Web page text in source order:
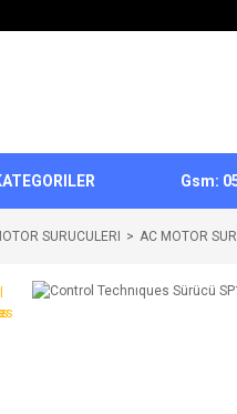
Gsm:
SURUCULERI AC MOTOR